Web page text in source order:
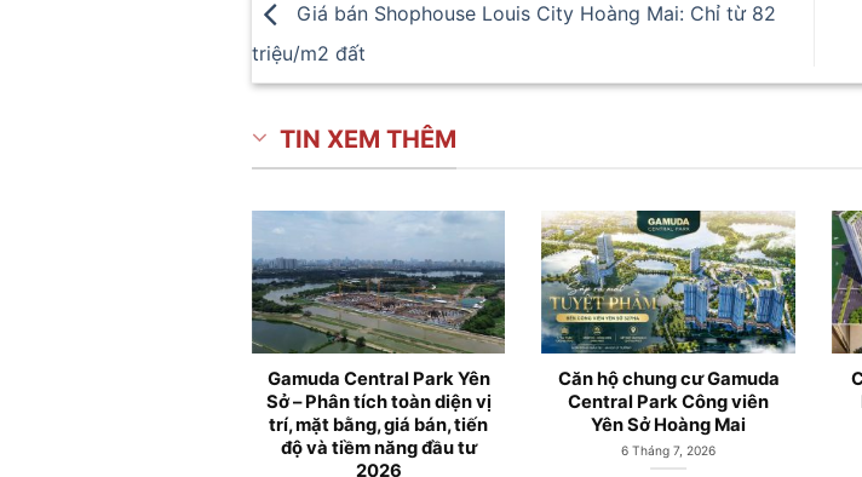
Giá bán Shophouse Louis City Hoàng Mai: Chỉ từ 82
triệu/m2 đất
TIN XEM THÊM
Gamuda City Hà Nội và
Công viên Hồ Yên Sở
Hoàng Mai
27 Tháng 5, 2026
Căn hộ chung cư Gamuda
City Yên Sở mở bán từ
CĐT Gamuda Land
19 Tháng 5, 2026